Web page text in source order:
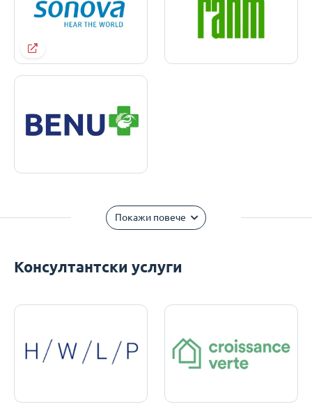
Покажи повече
Консултантски услуги